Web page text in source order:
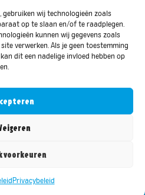
gebruiken wij technologieën zoals
op te slaan en/of te raadplegen.
kunnen wij gegevens zoals
verwerken. Als je geen toestemming
dit een nadelige invloed hebben op
voorkeuren
Privacybeleid
OP-1)
mix je favoriete tracks
DJ-vak.